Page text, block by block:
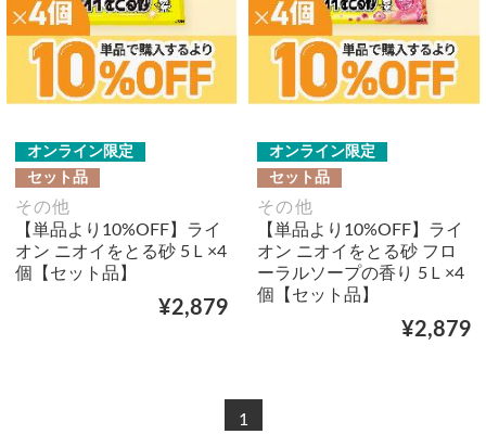
オンライン限定
セット品
その他
【単品より10%OFF】ライ
オン ニオイをとる砂 5Ｌ×4
個【セット品】
¥2,879
オンライン限定
セット品
その他
【単品より10%OFF】ライ
オン ニオイをとる砂 フロ
ーラルソープの香り 5Ｌ×4
個【セット品】
¥2,879
1